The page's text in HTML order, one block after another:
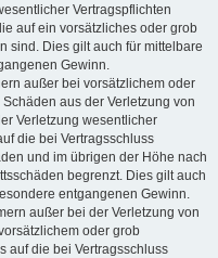
Vertragspflichten
auf ein vorsätzliches oder grob
sind. Dies gilt auch für mittelbare
Gewinn.
außer bei vorsätzlichem oder
aus der Verletzung von
Verletzung wesentlicher
die bei Vertragsschluss
und im übrigen der Höhe nach
begrenzt. Dies gilt auch
entgangenen Gewinn.
außer bei der Verletzung von
oder grob
auf die bei Vertragsschluss